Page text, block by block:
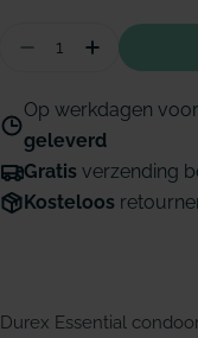
Hoeveelheid
Aantal
Op werkdagen voor
geleverd
Gratis verzending
Kosteloos
Durex Essential